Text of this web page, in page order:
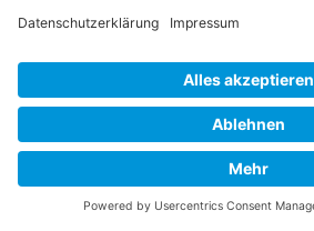
powered byUsercentrics
Consent Management
&eRecht24
Lokales
Blaulichter
Feuerwehr
Wer macht was?